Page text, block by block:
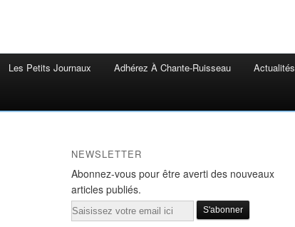
Les Petits Journaux Adhérez À Chante-Ruisseau Actualités
NEWSLETTER
Abonnez-vous pour être averti des nouveaux
articles publiés.
Email